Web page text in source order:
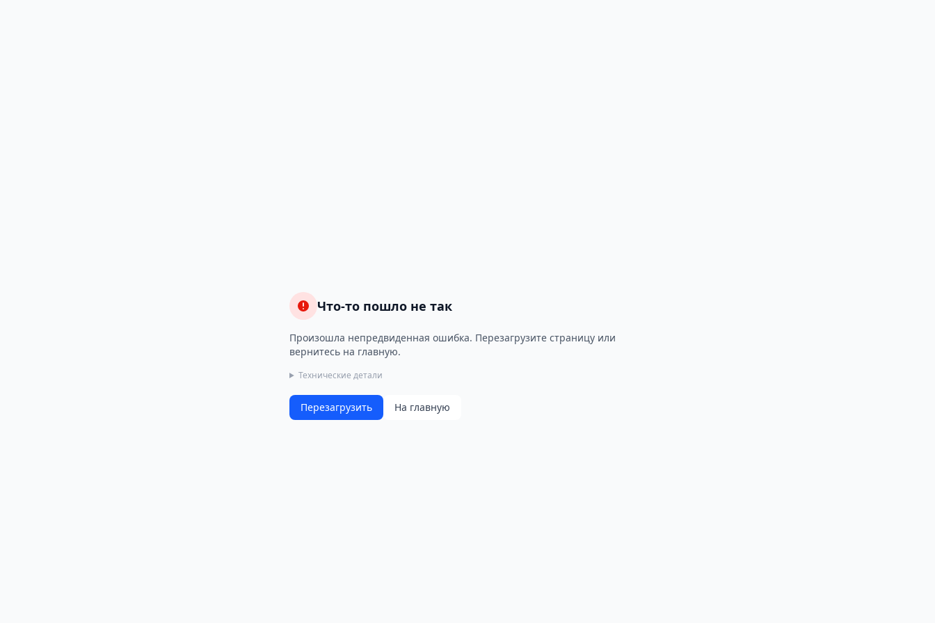
Что-то пошло не так
Произошла непредвиденная ошибка. Перезагрузите страницу или
вернитесь на главную.
Технические детали
Перезагрузить На главную